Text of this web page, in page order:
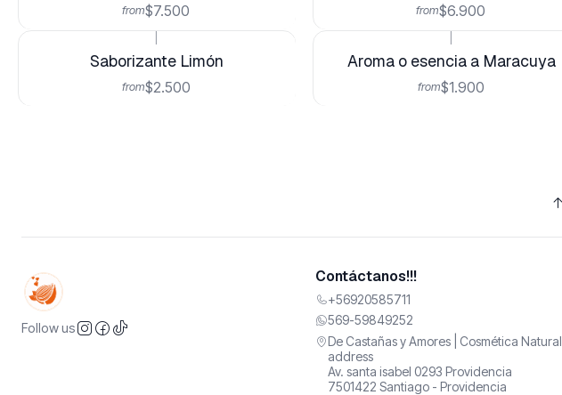
from$7.500 from$6.900
Saborizante Limón
from$2.500
Aroma o esencia a Maracuya
from$1.900
Follow us
Contáctanos!!!
+56920585711
569-59849252
De Castañas y Amores | Cosmética Natural
address
Av. santa isabel 0293 Providencia
7501422 Santiago - Providencia